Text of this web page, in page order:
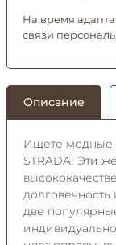
На время
связи
Описание
Ищете модные
STRADA! Эти
две